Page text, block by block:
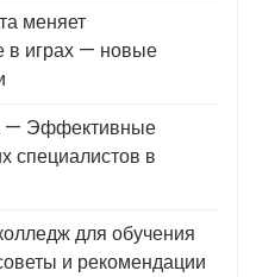
меняет
в играх — новые
— Эффективные
специалистов в
для обучения
и рекомендации